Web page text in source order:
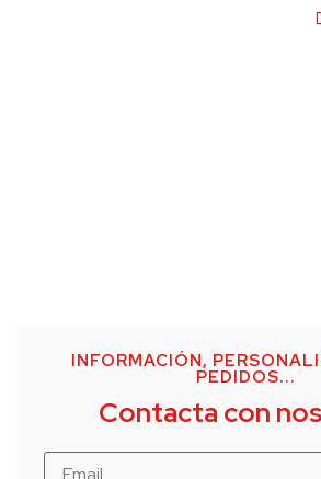
INFORMACIÓN,
PEDIDOS...
Contacta con